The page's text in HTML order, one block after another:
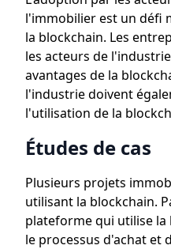
l'immobilier est un défi
la blockchain. Les
les acteurs de
avantages de la
l'industrie doivent
l'utilisation de la
Études de cas
Plusieurs projets
utilisant la blockchain.
plateforme qui utilise
le processus d'achat et